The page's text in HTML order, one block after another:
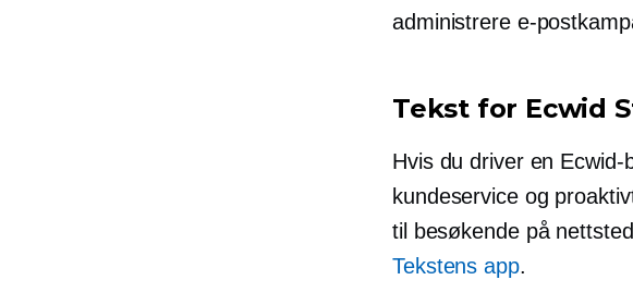
administrere e-
Tekst for Ecwid
Hvis du driver en
kundeservice og
til besøkende på
Tekstens app.